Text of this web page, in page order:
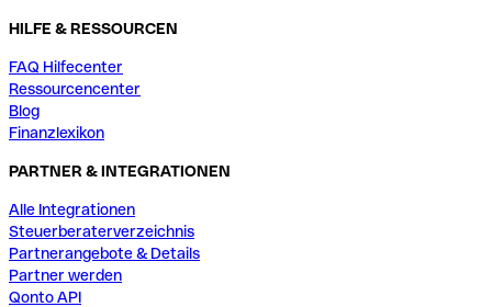
HILFE & RESSOURCEN
FAQ Hilfecenter
Ressourcencenter
Blog
Finanzlexikon
PARTNER & INTEGRATIONEN
Alle Integrationen
Steuerberaterverzeichnis
Partnerangebote & Details
Partner werden
Qonto API